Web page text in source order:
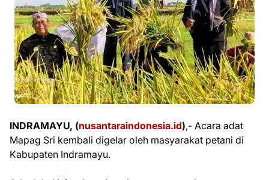
INDRAMAYU, (nusantaraindonesia.id),- Acara adat
Mapag Sri kembali digelar oleh masyarakat petani di
Kabupaten Indramayu.